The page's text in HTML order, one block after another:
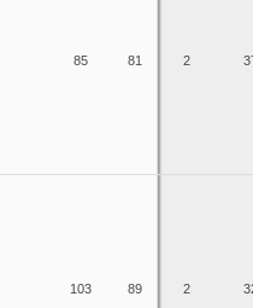
85 81 2
103 89 2